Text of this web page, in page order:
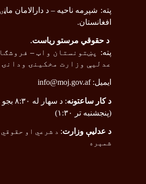
پته: شپږمه ناحیه – د دارالامان
افغانستان.
د حقوقي مرستو ریاست.
پته: پښتونستان واټ –
عدلیې وزارت مخکینۍ ودانۍ
ایمیل:info@moj.gov.af
د کار ساعتونه
(پنجشنبه تر ۱:۳۰)
د عدلیې وزارت: د شرعي او
شمېره